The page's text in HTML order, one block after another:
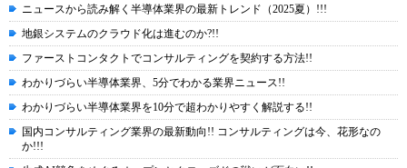
ニュースから読み解く半導体業界の最新トレンド（2025夏）!!!
地銀システムのクラウド化は進むのか?!!
ファーストコンタクトでコンサルティングを契約する方法!!
わかりづらい半導体業界、5分でわかる業界ニュース!!
わかりづらい半導体業界を10分で超わかりやすく解説する!!
国内コンサルティング業界の最新動向!! コンサルティングは今、花形なの
か!!!